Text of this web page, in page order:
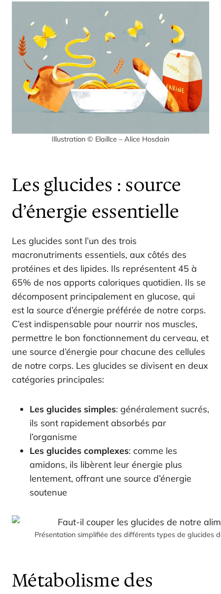
Illustration © Elaillce – Alice Hosdain
Les glucides : source
d’énergie essentielle
Les glucides sont l’un des trois
macronutriments essentiels, aux côtés des
protéines et des lipides. Ils représentent 45 à
65% de nos apports caloriques quotidien. Ils se
décomposent principalement en glucose, qui
est la source d’énergie préférée de notre corps.
C’est indispensable pour nourrir nos muscles,
permettre le bon fonctionnement du cerveau, et
une source d’énergie pour chacune des cellules
de notre corps. Les glucides se divisent en deux
catégories principales:
Les glucides simples: généralement sucrés,
ils sont rapidement absorbés par
l’organisme
Les glucides complexes: comme les
amidons, ils libèrent leur énergie plus
lentement, offrant une source d’énergie
soutenue
Présentation simplifiée des différents types de glucides
Métabolisme des